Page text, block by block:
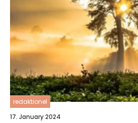
redaktionel
17. January 2024